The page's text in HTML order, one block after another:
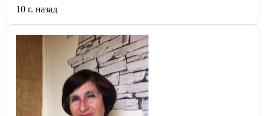
10 г. назад